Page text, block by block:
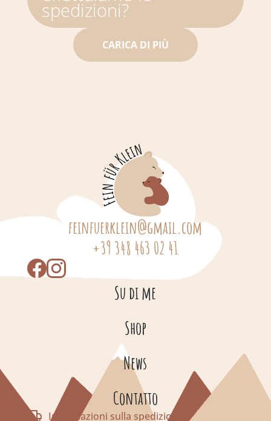
spedizioni?
CARICA DI PIÙ
feinfuerklein@gmail.com
+39 348 463 02 41
Su di me
Shop
News
Contatto
Informazioni sulla spedizione